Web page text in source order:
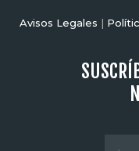
Avisos Legales |